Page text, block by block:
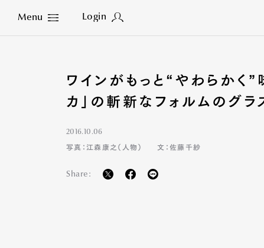
Menu Login
Close
ワインがもっと“やわらかく”
カ」の斬新なフォルムのグラ
2016.10.06
写真：江森康之（人物） 文：佐藤千紗
Share: